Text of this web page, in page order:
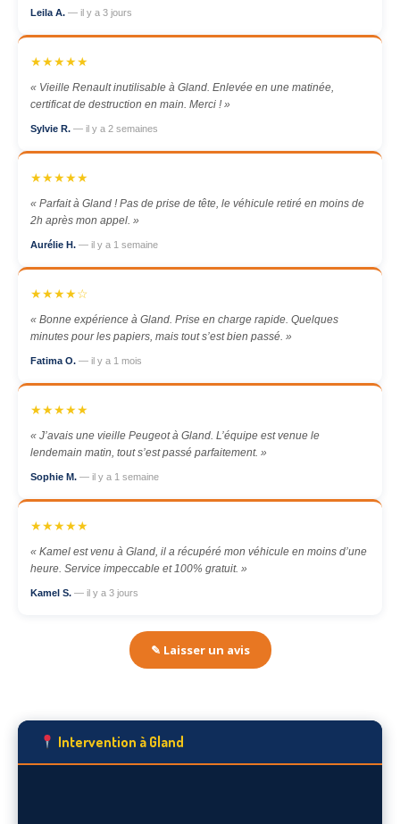
Leila A. — il y a 3 jours
★★★★★
« Vieille Renault inutilisable à Gland. Enlevée en une matinée,
certificat de destruction en main. Merci ! »
Sylvie R. — il y a 2 semaines
★★★★★
« Parfait à Gland ! Pas de prise de tête, le véhicule retiré en moins de
2h après mon appel. »
Aurélie H. — il y a 1 semaine
★★★★☆
« Bonne expérience à Gland. Prise en charge rapide. Quelques
minutes pour les papiers, mais tout s’est bien passé. »
Fatima O. — il y a 1 mois
★★★★★
« J’avais une vieille Peugeot à Gland. L’équipe est venue le
lendemain matin, tout s’est passé parfaitement. »
Sophie M. — il y a 1 semaine
★★★★★
« Kamel est venu à Gland, il a récupéré mon véhicule en moins d’une
heure. Service impeccable et 100% gratuit. »
Kamel S. — il y a 3 jours
✎ Laisser un avis
Intervention à Gland